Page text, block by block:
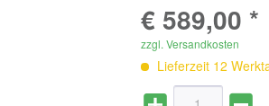
€ 589,00 *
zzgl. Versandkosten
Lieferzeit 12